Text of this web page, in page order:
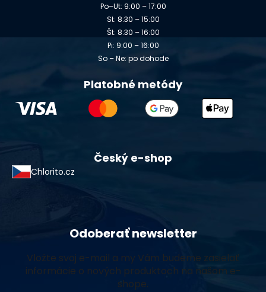
Po–Ut: 9:00 – 17:00
St: 8:30 – 15:00
Št: 8:30 – 16:00
Pi: 9:00 – 16:00
So – Ne: po dohode
Platobné metódy
Český e-shop
Chlorito.cz
Odoberať newsletter
Vložte svoj e-mail a my Vám budeme zasielať
informácie o nových produktoch na našom e-
shope.